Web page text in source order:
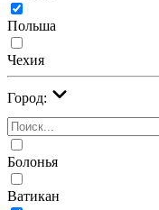
Польша
Чехия
Город:
Болонья
Ватикан